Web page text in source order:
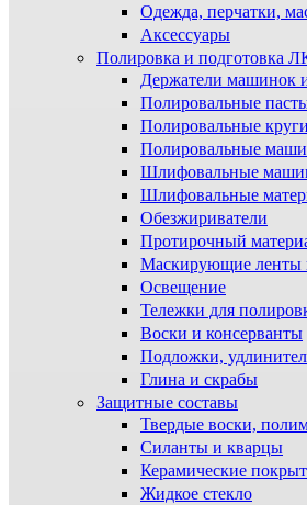
Одежда, перчатки,
Аксессуары
Полировка и подготовка
Держатели машинок
Полировальные
Полировальные круги
Полировальные
Шлифовальные
Шлифовальные
Обезжириватели
Протирочный
Маскирующие ленты
Освещение
Тележки для
Воски и консерванты
Подложки,
Глина и скрабы
Защитные составы
Твердые воски,
Силанты и кварцы
Керамические
Жидкое стекло